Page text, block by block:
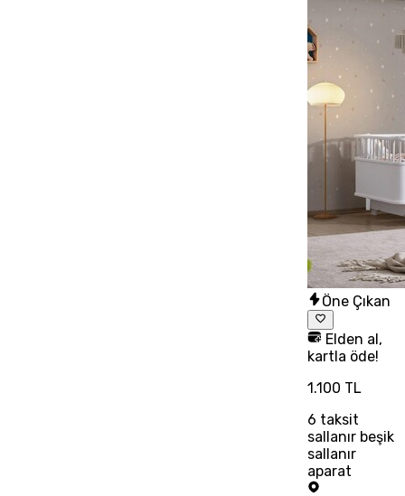
Öne Çıkan
Elden al,
kartla öde!
1.100 TL
6 taksit
sallanır beşik
sallanır
aparat